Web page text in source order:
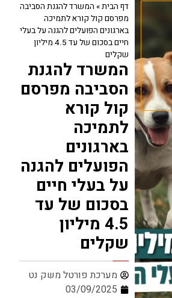
דף הבית» המשרד להגנת הסביבה
מפרסם קול קורא לתמיכה
בארגונים הפועלים להגנה על בעלי
חיים בסכום של עד 4.5 מיליון
שקלים
המשרד להגנת
הסביבה מפרסם
קול קורא
לתמיכה
בארגונים
הפועלים להגנה
על בעלי חיים
בסכום של עד
4.5 מיליון
שקלים
מערכת פורטל משק נט
03/09/2025